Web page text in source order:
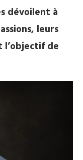
dévoilent à
leurs
de